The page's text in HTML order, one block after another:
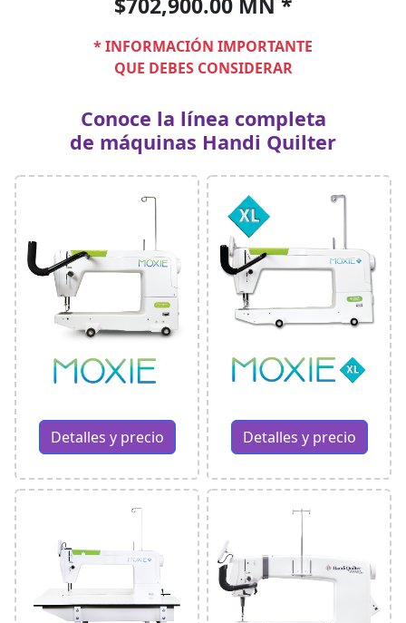
* INFORMACIÓN IMPORTANTE
QUE DEBES CONSIDERAR
Conoce la línea completa
de máquinas Handi Quilter
Detalles y precio Detalles y precio